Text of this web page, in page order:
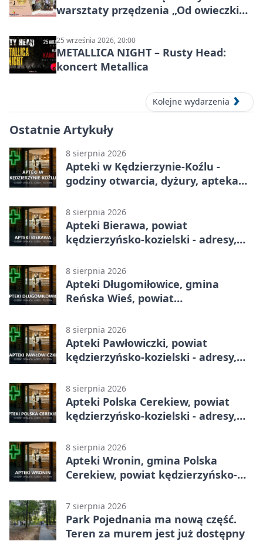
warsztaty przędzenia „Od owieczki
25 września 2026, 20:00
METALLICA NIGHT – Rusty Head:
koncert Metallica
Kolejne wydarzenia
Ostatnie Artykuły
8 sierpnia 2026
Apteki w Kędzierzynie-Koźlu -
godziny otwarcia, dyżury, apteka
8 sierpnia 2026
Apteki Bierawa, powiat
kędzierzyńsko-kozielski - adresy,
8 sierpnia 2026
Apteki Długomiłowice, gmina
Reńska Wieś, powiat
telefony, godziny otwarcia
8 sierpnia 2026
Apteki Pawłowiczki, powiat
kędzierzyńsko-kozielski - adresy,
8 sierpnia 2026
Apteki Polska Cerekiew, powiat
kędzierzyńsko-kozielski - adresy,
8 sierpnia 2026
Apteki Wronin, gmina Polska
Cerekiew, powiat kędzierzyńsko-
otwarcia
7 sierpnia 2026
Park Pojednania ma nową część.
Teren za murem jest już dostępny